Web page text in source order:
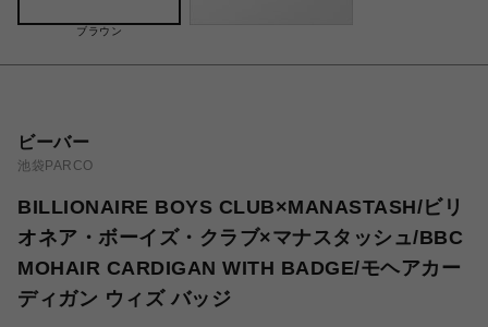
ブラウン
ビーバー
池袋PARCO
BILLIONAIRE BOYS CLUB×MANASTASH/ビリ
オネア・ボーイズ・クラブ×マナスタッシュ/BBC
MOHAIR CARDIGAN WITH BADGE/モヘアカー
ディガン ウィズ バッジ